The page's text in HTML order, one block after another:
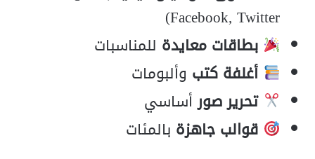
Facebook, Twitter)
بطاقات معايدة للمناسبات
أغلفة كتب وألبومات
تحرير صورأساسي
قوالب جاهزة بالمئات